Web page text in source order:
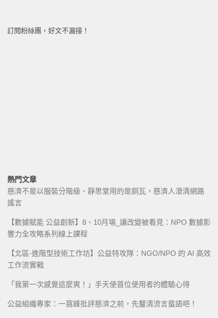
訂閱粉絲團，好文不漏接！
熱門文章
慈濟不是以服裝分階級、靜思堂用的是銅瓦，慈濟人澄清網路
謠言
【數據賦能 公益創新】8、10月場_讓改變被看見：NPO 數據影
響力全攻略系列線上課程
【北區-進階型技術工作坊】公益特攻隊：NGO/NPO 的 AI 高效
工作流實戰
「我第一次感覺這麼爽！」手天使首位使用者的體驗心得
公益組織專家：一窩蜂批評慈濟之前，先釐清流言蜚語吧！